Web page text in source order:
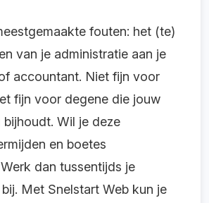
fouten: het (te)
van je administratie aan je
accountant. Niet fijn voor
fijn voor degene die jouw
Wil je deze
en boetes
dan tussentijds je
Met Snelstart Web kun je